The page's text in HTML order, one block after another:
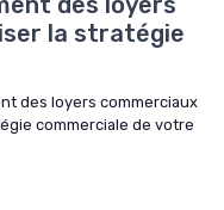
la stratégie
des loyers commerciaux
commerciale de votre